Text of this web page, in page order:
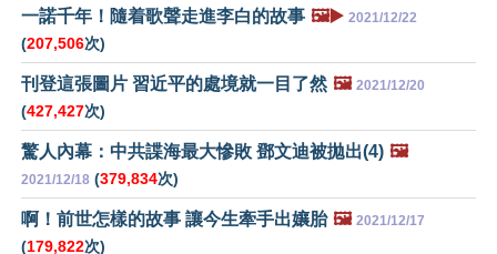
一諾千年！隨着歌聲走進李白的故事 🖼️▶️ 2021/12/22
(207,506次)
刊登這張圖片 習近平的處境就一目了然 🖼️ 2021/12/20
(427,427次)
驚人內幕：中共諜海最大慘敗 鄧文迪被拋出(4) 🖼️
2021/12/18 (379,834次)
啊！前世怎樣的故事 讓今生牽手出孃胎 🖼️ 2021/12/17
(179,822次)